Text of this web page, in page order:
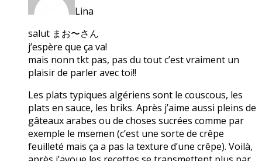
Lina
salut まお〜さん
j’espère que ça va!
mais nonn tkt pas, pas du tout c’est vraiment un
plaisir de parler avec toi!!
Les plats typiques algériens sont le couscous, les
plats en sauce, les briks. Après j’aime aussi pleins de
gâteaux arabes ou de choses sucrées comme par
exemple le msemen (c’est une sorte de crêpe
feuilleté mais ça a pas la texture d’une crêpe). Voilà,